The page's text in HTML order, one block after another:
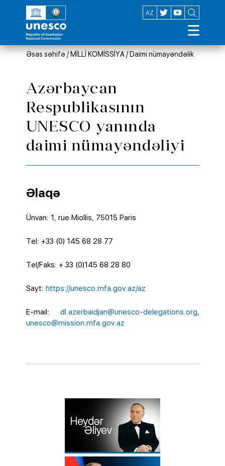
AZ
EN
Əsas səhifə / MİLLİ KOMİSSİYA / Daimi nümayəndəlik
Azərbaycan
Respublikasının
UNESCO yanında
daimi nümayəndəliyi
Əlaqə
Ünvan: 1, rue Miollis, 75015 Paris
Tel: +33 (0) 145 68 28 77
Tel/Faks: + 33 (0)145 68 28 80
Sayt: https://unesco.mfa.gov.az/az
E-mail: dl.azerbaidjan@unesco-delegations.org,
unesco@mission.mfa.gov.az